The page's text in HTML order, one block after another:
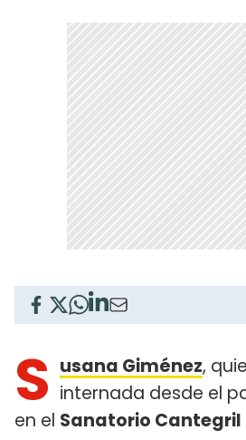
S usana Giménez,
internada desde el
en el Sanatorio Cantegril